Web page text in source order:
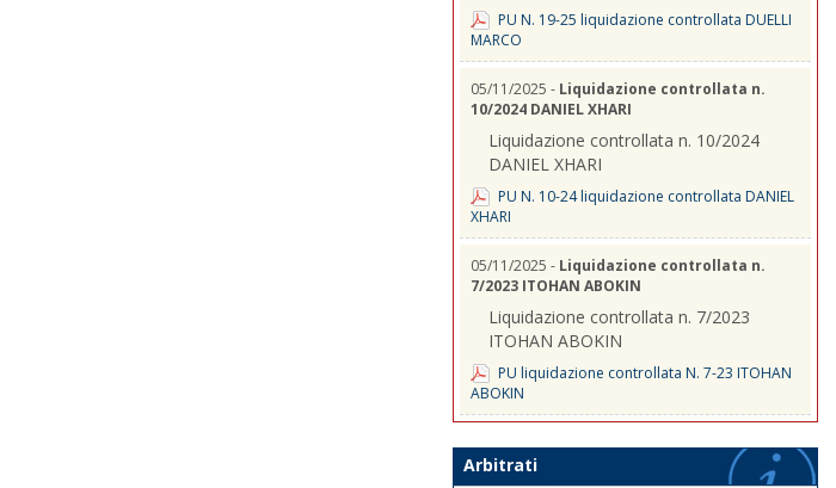
PU N. 19-25 liquidazione controllata DUELLI
MARCO
05/11/2025 - Liquidazione controllata n.
10/2024 DANIEL XHARI
Liquidazione controllata n. 10/2024
DANIEL XHARI
PU N. 10-24 liquidazione controllata DANIEL
XHARI
05/11/2025 - Liquidazione controllata n.
7/2023 ITOHAN ABOKIN
Liquidazione controllata n. 7/2023
ITOHAN ABOKIN
PU liquidazione controllata N. 7-23 ITOHAN
ABOKIN
Arbitrati